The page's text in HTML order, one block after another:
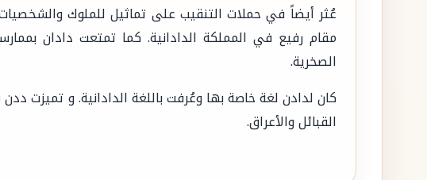
عُثر أيضاً في حملات التنقيب على تماثيل للملوك
مقام رفيع في المملكة الدادانية. كما تمتعت دادان
الصخرية.
كان لدادن لغة خاصة بها وعُرفت باللغة الدادانية. و تميزت ددن
القبائل والأعراق.